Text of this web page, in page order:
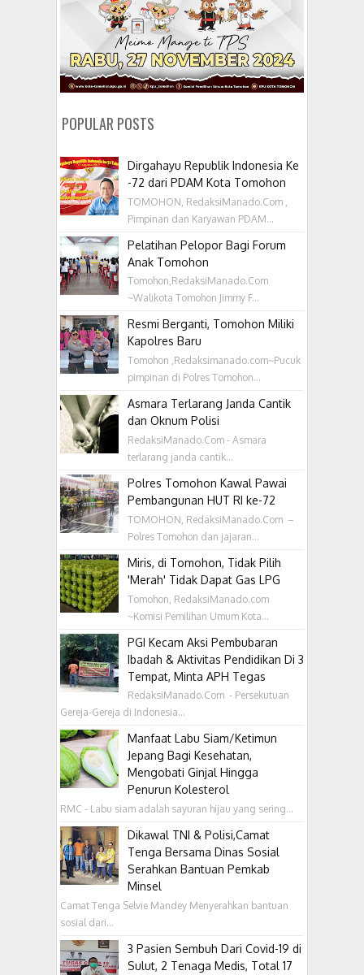
POPULAR POSTS
Dirgahayu Republik Indonesia Ke
-72 dari PDAM Kota Tomohon
TOMOHON, RedaksiManado.Com ,
Pimpinan dan Karyawan PDAM...
Pelatihan Pelopor Bagi Forum
Anak Tomohon
Tomohon,RedaksiManado.Com
~Walikota Tomohon Jimmy F...
Resmi Berganti, Tomohon Miliki
Kapolres Baru
Tomohon ,Redaksimanado.com~Pucuk
pimpinan di Polres Tomohon...
Asmara Terlarang Janda Cantik
dan Oknum Polisi
RedaksiManado.Com - Asmara
terlarang janda cantik...
Polres Tomohon Kawal Pawai
Pembangunan HUT RI ke-72
TOMOHON, RedaksiManado.Com –
Polres Tomohon dan jajaran...
Miris, di Tomohon, Tidak Pilih
'Merah' Tidak Dapat Gas LPG
Tomohon, RedaksiManado.com
~Komisi Pemilihan Umum Kota...
PGI Kecam Aksi Pembubaran
Ibadah & Aktivitas Pendidikan Di 3
Tempat, Minta APH Tegas
RedaksiManado.Com - Persekutuan
Gereja-Gereja di Indonesia...
Manfaat Labu Siam/Ketimun
Jepang Bagi Kesehatan,
Mengobati Ginjal Hingga
Penurun Kolesterol
RMC - Labu siam adalah sayuran hijau yang sering...
Dikawal TNI & Polisi,Camat
Tenga Bersama Dinas Sosial
Serahkan Bantuan Pemkab
Minsel
Camat Tenga Selvie Mandey Menyerahkan bantuan
sosial dari...
3 Pasien Sembuh Dari Covid-19 di
Sulut, 2 Tenaga Medis, Total 17